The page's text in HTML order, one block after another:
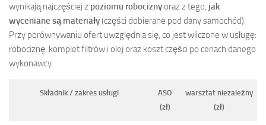
wynikają najczęściej z poziomu robociznyoraz z tego, jak
wyceniane są materiały(części dobierane pod dany samochód).
Przy porównywaniu ofert uwzględnia się, co jest wliczone w usługę:
robociznę, komplet filtrów i olej oraz koszt części po cenach danego
wykonawcy.
Składnik / zakres usługi
ASO
(zł)
warsztat niezależny
(zł)